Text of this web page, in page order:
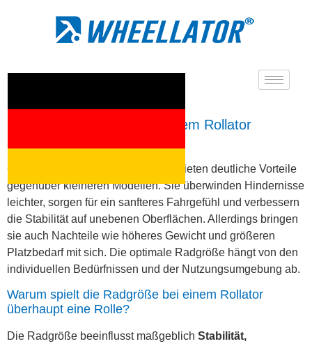
Sind größere Räder bei einem Rollator
Größere Räder bei einem Rollator bieten deutliche Vorteile
gegenüber kleineren Modellen. Sie überwinden Hindernisse
leichter, sorgen für ein sanfteres Fahrgefühl und verbessern
die Stabilität auf unebenen Oberflächen. Allerdings bringen
sie auch Nachteile wie höheres Gewicht und größeren
Platzbedarf mit sich. Die optimale Radgröße hängt von den
individuellen Bedürfnissen und der Nutzungsumgebung ab.
Warum spielt die Radgröße bei einem Rollator
überhaupt eine Rolle?
Die Radgröße beeinflusst maßgeblich Stabilität,